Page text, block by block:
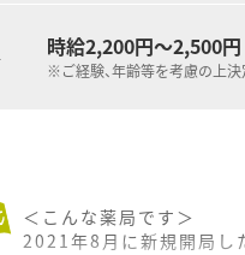
時給2,200円～2,500円
※ご経験、年齢等を考慮の上決
＜こんな薬局です＞
2021年8月に新規開局し